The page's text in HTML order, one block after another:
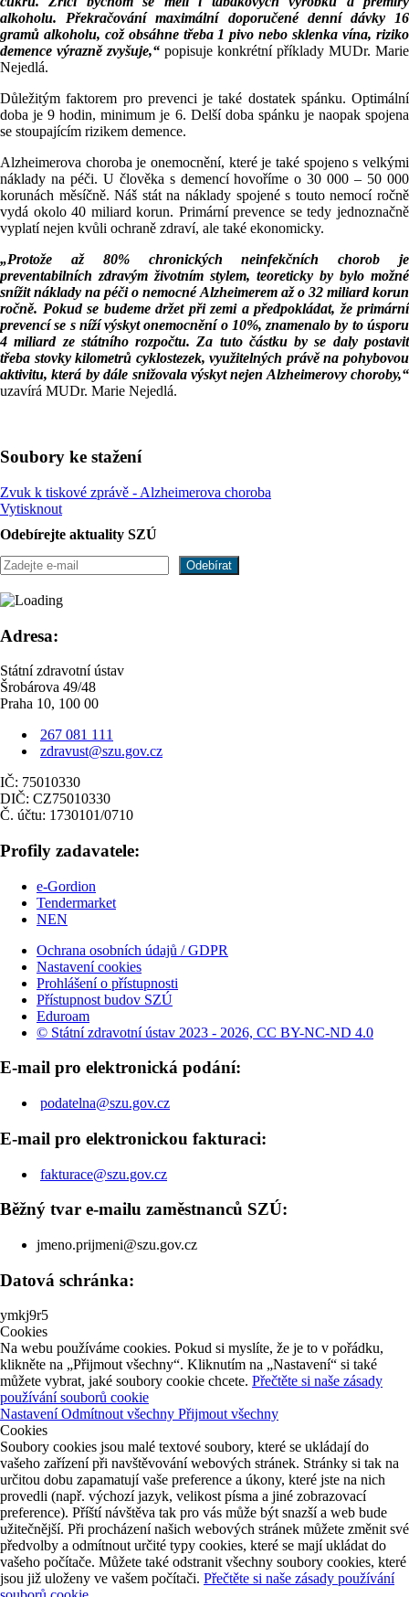
alkoholu. Překračování maximální doporučené denní dávky 16
gramů alkoholu, což obsáhne třeba 1 pivo nebo sklenka vína, riziko
demence výrazně zvyšuje,“ popisuje konkrétní příklady MUDr. Marie
Nejedlá.
Důležitým faktorem pro prevenci je také dostatek spánku. Optimální
doba je 9 hodin, minimum je 6. Delší doba spánku je naopak spojena
se stoupajícím rizikem demence.
Alzheimerova choroba je onemocnění, které je také spojeno s velkými
náklady na péči. U člověka s demencí hovoříme o 30 000 – 50 000
korunách měsíčně. Náš stát na náklady spojené s touto nemocí ročně
vydá okolo 40 miliard korun. Primární prevence se tedy jednoznačně
vyplatí nejen kvůli ochraně zdraví, ale také ekonomicky.
„Protože až 80% chronických neinfekčních chorob je
preventabilních zdravým životním stylem, teoreticky by bylo možné
snížit náklady na péči o nemocné Alzheimerem ažo 32 miliard korun
ročně. Pokud se budeme držet při zemi a předpokládat, že primární
prevencí se s níží výskyt onemocnění o 10%, znamenalo by to úsporu
4 miliard ze státního rozpočtu. Za tuto částku by se daly postavit
třeba stovky kilometrů cyklostezek, využitelných právě na pohybovou
aktivitu, která by dále snižovala výskyt nejen Alzheimerovy choroby,“
uzavírá MUDr. Marie Nejedlá.
Soubory ke stažení
Zvuk k tiskové zprávě - Alzheimerova choroba
Vytisknout
Odebírejte aktuality SZÚ
Adresa:
Státní zdravotní ústav
Šrobárova 49/48
Praha 10, 100 00
267 081 111
zdravust@szu.gov.cz
IČ: 75010330
DIČ: CZ75010330
Č. účtu: 1730101/0710
Profily zadavatele:
e-Gordion
Tendermarket
NEN
Ochrana osobních údajů / GDPR
Nastavení cookies
Prohlášení o přístupnosti
Přístupnost budov SZÚ
Eduroam
© Státní zdravotní ústav 2023 - 2026, CC BY-NC-ND 4.0
E-mail pro elektronická podání:
podatelna@szu.gov.cz
E-mail pro elektronickou fakturaci:
fakturace@szu.gov.cz
Běžný tvar e-mailu zaměstnanců SZÚ:
jmeno.prijmeni@szu.gov.cz
Datová schránka:
ymkj9r5
Cookies
Na webu používáme cookies. Pokud si myslíte, že je to v pořádku,
klikněte na „Přijmout všechny“. Kliknutím na „Nastavení“ si také
můžete vybrat, jaké soubory cookie chcete. Přečtěte si naše zásady
používání souborů cookie
Nastavení Odmítnout všechny Přijmout všechny
Cookies
Soubory cookies jsou malé textové soubory, které se ukládají do
vašeho zařízení při navštěvování webových stránek. Stránky si tak na
určitou dobu zapamatují vaše preference a úkony, které jste na nich
provedli (např. výchozí jazyk, velikost písma a jiné zobrazovací
preference). Příští návštěva tak pro vás může být snazší a web bude
užitečnější. Při procházení našich webových stránek můžete změnit své
předvolby a odmítnout určité typy cookies, které se mají ukládat do
vašeho počítače. Můžete také odstranit všechny soubory cookies, které
jsou již uloženy ve vašem počítači. Přečtěte si naše zásady používání